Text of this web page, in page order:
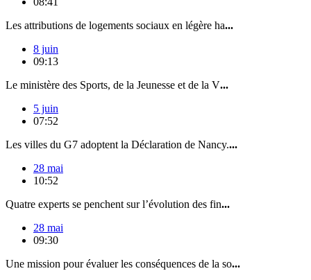
Les attributions de logements sociaux en légère ha...
8 juin
09:13
Le ministère des Sports, de la Jeunesse et de la V...
5 juin
07:52
Les villes du G7 adoptent la Déclaration de Nancy....
28 mai
10:52
Quatre experts se penchent sur l’évolution des fin...
28 mai
09:30
Une mission pour évaluer les conséquences de la so...